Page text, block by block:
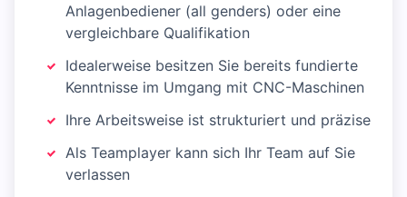
Anlagenbediener (all genders) oder eine
vergleichbare Qualifikation
Idealerweise besitzen Sie bereits fundierte
Kenntnisse im Umgang mit CNC-Maschinen
Ihre Arbeitsweise ist strukturiert und präzise
Als Teamplayer kann sich Ihr Team auf Sie
verlassen